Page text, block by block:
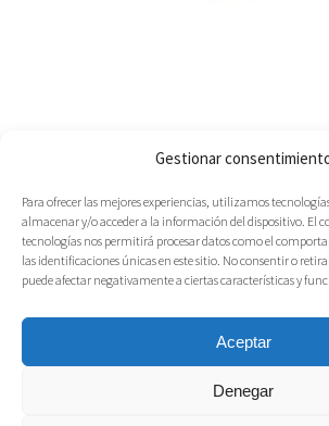
Gestionar
Para ofrecer las mejores experiencias, utilizamos
almacenar y/o acceder a la información del dispositivo. El
tecnologías nos permitirá procesar datos como el
las identificaciones únicas en este sitio. No consentir o
puede afectar negativamente a ciertas características y
Aceptar
Denegar